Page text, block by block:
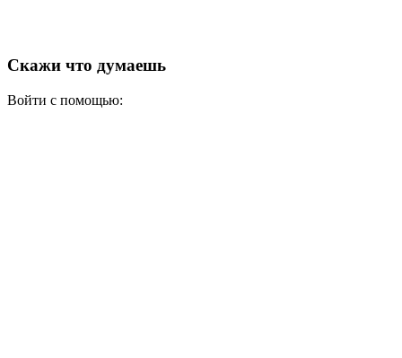
Скажи что думаешь
Войти с помощью: